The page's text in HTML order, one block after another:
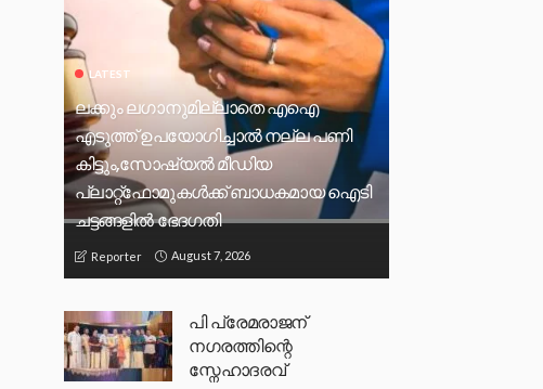
LATEST
ലക്കും ലഗാനുമില്ലാതെ എഐ
എടുത്ത് ഉപയോഗിച്ചാല്‍ നല്ല പണി
കിട്ടും,സോഷ്യല്‍ മീഡിയ
പ്ലാറ്റ്‌ഫോമുകള്‍ക്ക് ബാധകമായ ഐടി
ചട്ടങ്ങളില്‍ ഭേദഗതി
Reporter August 7, 2026
പി പ്രേമരാജന്
നഗരത്തിന്റെ
സ്നേഹാദരവ്